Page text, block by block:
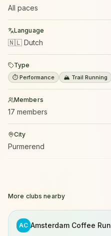
All paces
Language
🇳🇱 Dutch
Type
⏱️ Performance 🏔️ Trail Running
Members
17 members
City
Purmerend
More clubs nearby
AC Amsterdam Coffee Run